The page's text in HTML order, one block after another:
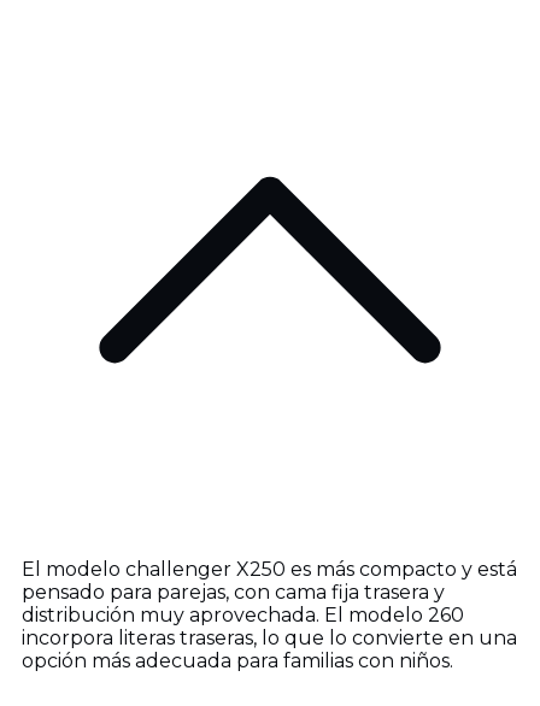
El modelo challenger X250 es más compacto y está
pensado para parejas, con cama fija trasera y
distribución muy aprovechada. El modelo 260
incorpora literas traseras, lo que lo convierte en una
opción más adecuada para familias con niños.